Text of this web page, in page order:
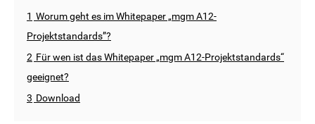
1 Worum geht es im Whitepaper „mgm A12-
Projektstandards”?
2 Für wen ist das Whitepaper „mgm A12-Projektstandards“
geeignet?
3 Download